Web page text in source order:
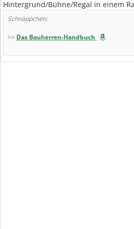
Hintergrund/Bühne/Regal in einem
Schnäppchen:
>> Das Bauherren-Handbuch